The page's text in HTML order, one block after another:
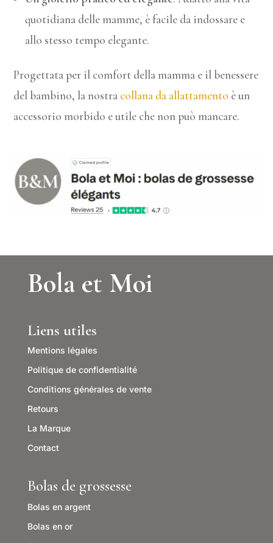
quotidiana delle mamme, è facile da indossare e
allo stesso tempo elegante.
Progettata per il comfort della mamma e il benessere
del bambino, la nostra collana da allattamento è un
accessorio morbido e utile che non può mancare.
Bola et Moi
Liens utiles
Mentions légales
Politique de confidentialité
Conditions générales de vente
Retours
La Marque
Contact
Bolas de grossesse
Bolas en argent
Bolas en or